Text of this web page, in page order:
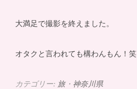
大満足で撮影を終えました。
オタクと言われても構わんもん！笑
カテゴリー: 旅・ 神奈川県